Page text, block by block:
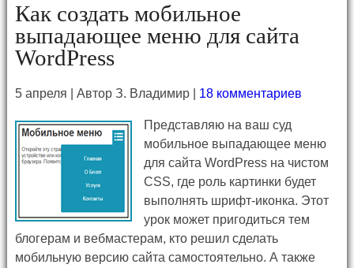
Как создать мобильное
выпадающее меню для сайта
WordPress
5 апреля | Автор З. Владимир | 18 комментариев
Представляю на ваш суд
мобильное выпадающее меню
для сайта WordPress на чистом
CSS, где роль картинки будет
выполнять шрифт-иконка. Этот
урок может пригодиться тем
блогерам и вебмастерам, кто решил сделать
мобильную версию сайта самостоятельно. А также